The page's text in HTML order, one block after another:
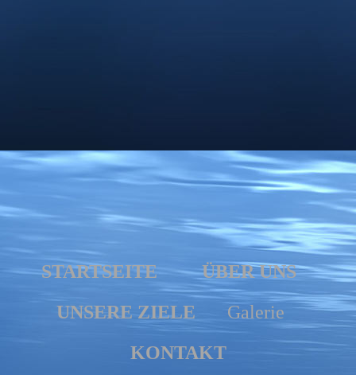
STARTSEITE
ÜBER UNS
UNSERE ZIELE
Galerie
KONTAKT